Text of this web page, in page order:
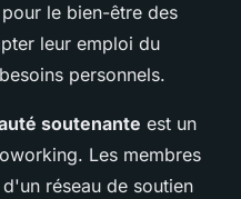
le bien-être des
leur emploi du
personnels.
soutenante est un
Les membres
réseau de soutien